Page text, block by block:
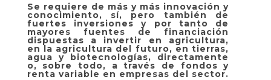
Se requiere de más y más innovación y
conocimiento, sí, pero también de
fuertes inversiones y por tanto de
mayores fuentes de financiación
dispuestas a invertir en agricultura,
en la agricultura del futuro, en tierras,
agua y biotecnologías, directamente
o, sobre todo, a través de fondos y
renta variable en empresas del sector.